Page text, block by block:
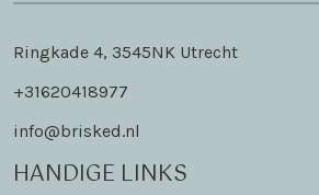
Ringkade 4, 3545NK Utrecht
+31620418977
info@brisked.nl
HANDIGE LINKS